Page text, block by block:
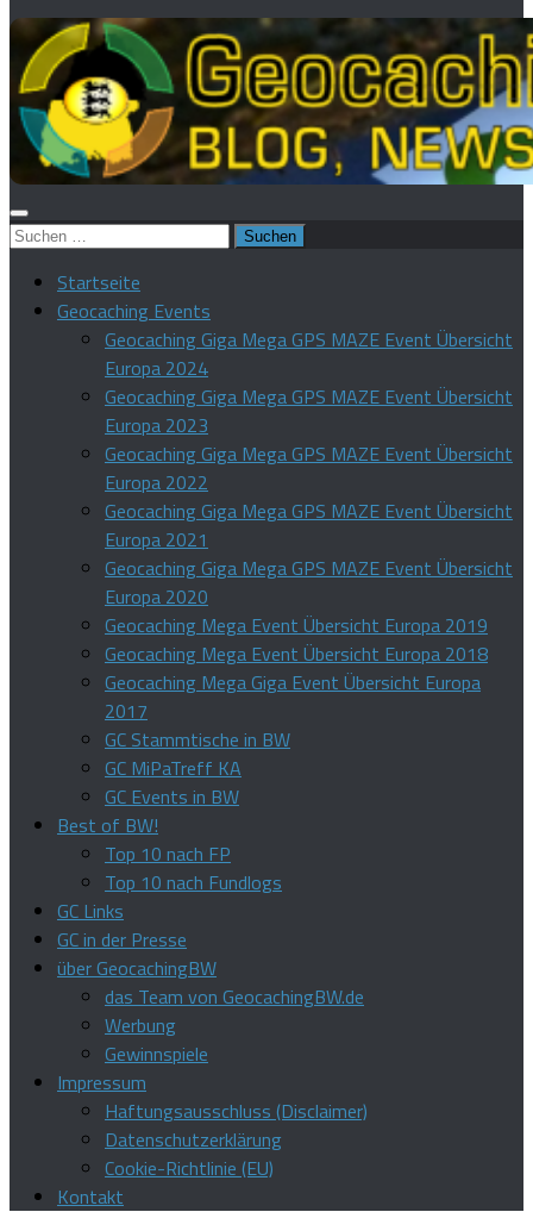
Suchen
Startseite
Geocaching Events
Geocaching Giga Mega GPS MAZE Event Übersicht
Europa 2024
Geocaching Giga Mega GPS MAZE Event Übersicht
Europa 2023
Geocaching Giga Mega GPS MAZE Event Übersicht
Europa 2022
Geocaching Giga Mega GPS MAZE Event Übersicht
Europa 2021
Geocaching Giga Mega GPS MAZE Event Übersicht
Europa 2020
Geocaching Mega Event Übersicht Europa 2019
Geocaching Mega Event Übersicht Europa 2018
Geocaching Mega Giga Event Übersicht Europa
2017
GC Stammtische in BW
GC MiPaTreff KA
GC Events in BW
Best of BW!
Top 10 nach FP
Top 10 nach Fundlogs
GC Links
GC in der Presse
über GeocachingBW
das Team von GeocachingBW.de
Werbung
Gewinnspiele
Impressum
Haftungsausschluss (Disclaimer)
Datenschutzerklärung
Cookie-Richtlinie (EU)
Kontakt